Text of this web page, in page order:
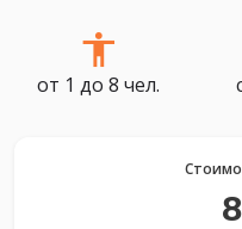
от 1 до 8 чел.